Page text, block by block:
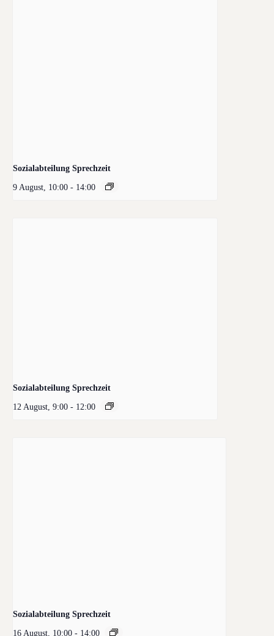
Sozialabteilung Sprechzeit
9 August, 10:00 - 14:00
Sozialabteilung Sprechzeit
12 August, 9:00 - 12:00
Sozialabteilung Sprechzeit
16 August, 10:00 - 14:00